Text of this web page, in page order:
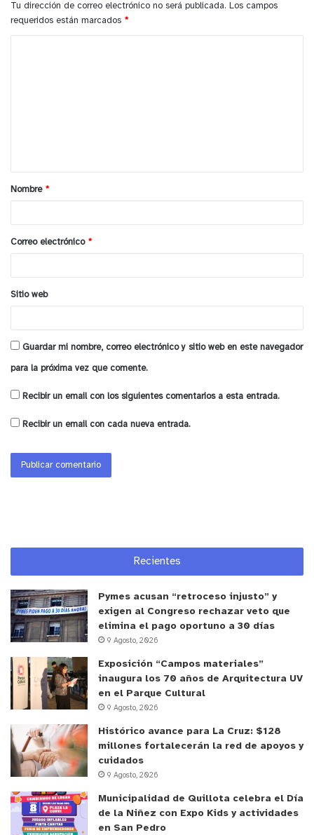
policiales.”
Tu dirección de correo electrónico no será publicada. Los campos
requeridos están marcados *
a
r
*
Nombre *
Correo electrónico *
Sitio web
Guardar mi nombre, correo electrónico y sitio web en este navegador
para la próxima vez que comente.
Recibir un email con los siguientes comentarios a esta entrada.
Recibir un email con cada nueva entrada.
Recientes
Pymes acusan “retroceso injusto” y
exigen al Congreso rechazar veto que
elimina el pago oportuno a 30 días
9 Agosto, 2026
Exposición “Campos materiales”
inaugura los 70 años de Arquitectura UV
en el Parque Cultural
9 Agosto, 2026
Histórico avance para La Cruz: $128
millones fortalecerán la red de apoyos y
cuidados
9 Agosto, 2026
Municipalidad de Quillota celebra el Día
de la Niñez con Expo Kids y actividades
en San Pedro